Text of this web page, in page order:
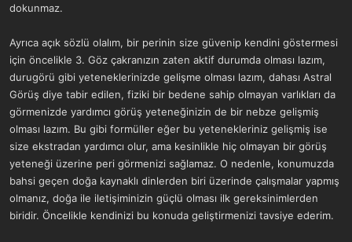
dokunmaz.
Ayrıca açık sözlü olalım, bir perinin size güvenip kendini göstermesi
için öncelikle 3. Göz çakranızın zaten aktif durumda olması lazım,
durugörü gibi yeteneklerinizde gelişme olması lazım, dahası Astral
Görüş diye tabir edilen, fiziki bir bedene sahip olmayan varlıkları da
görmenizde yardımcı görüş yeteneğinizin de bir nebze gelişmiş
olması lazım. Bu gibi formüller eğer bu yetenekleriniz gelişmiş ise
size ekstradan yardımcı olur, ama kesinlikle hiç olmayan bir görüş
yeteneği üzerine peri görmenizi sağlamaz. O nedenle, konumuzda
bahsi geçen doğa kaynaklı dinlerden biri üzerinde çalışmalar yapmış
olmanız, doğa ile iletişiminizin güçlü olması ilk gereksinimlerden
biridir. Öncelikle kendinizi bu konuda geliştirmenizi tavsiye ederim.